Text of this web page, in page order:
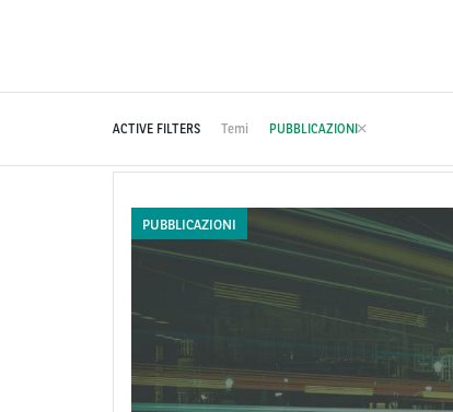
ACTIVE FILTERS Temi PUBBLICAZIONI
PUBBLICAZIONI